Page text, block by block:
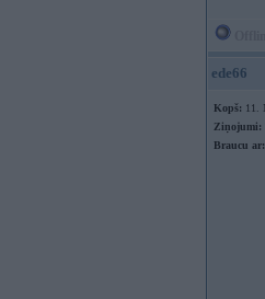
ede66
Kopš: 11.
Ziņojumi:
Braucu ar: